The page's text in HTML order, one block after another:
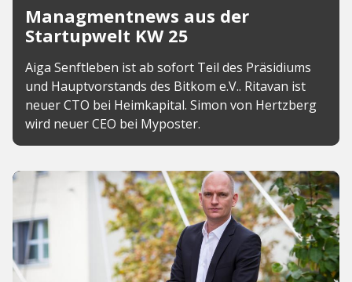
Managmentnews aus der
Startupwelt KW 25
Aiga Senftleben ist ab sofort Teil des Präsidiums
und Hauptvorstands des Bitkom e.V.. Ritavan ist
neuer CTO bei Heimkapital. Simon von Hertzberg
wird neuer CEO bei Myposter.